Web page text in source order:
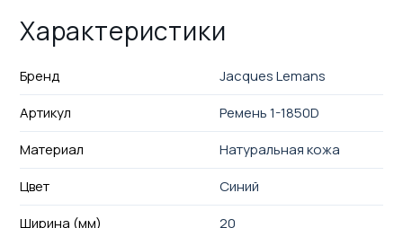
Характеристики
Бренд
Jacques Lemans
Артикул
Ремень 1-1850D
Материал
Натуральная кожа
Цвет
Синий
Ширина (мм)
20